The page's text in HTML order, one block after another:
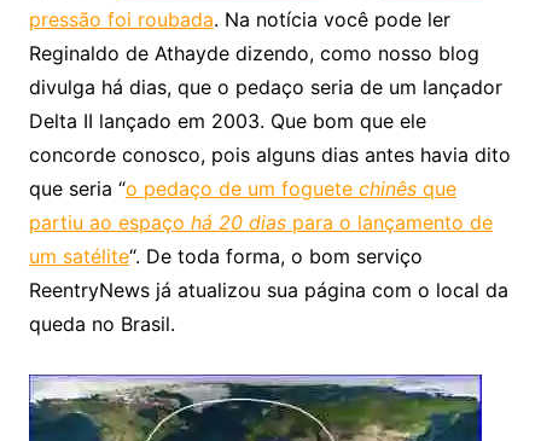
pressão foi roubada. Na notícia você pode ler
Reginaldo de Athayde dizendo, como nosso blog
divulga há dias, que o pedaço seria de um lançador
Delta II lançado em 2003. Que bom que ele
concorde conosco, pois alguns dias antes havia dito
que seria “o pedaço de um foguete chinêsque
partiu ao espaço há 20 diaspara o lançamento de
um satélite“. De toda forma, o bom serviço
ReentryNews já atualizou sua página com o local da
queda no Brasil.